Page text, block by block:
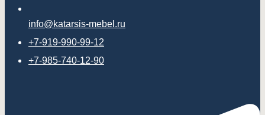
info@katarsis-mebel.ru
+7-919-990-99-12
+7-985-740-12-90